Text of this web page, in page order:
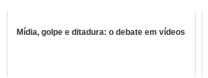
Mídia, golpe e ditadura: o debate em vídeos